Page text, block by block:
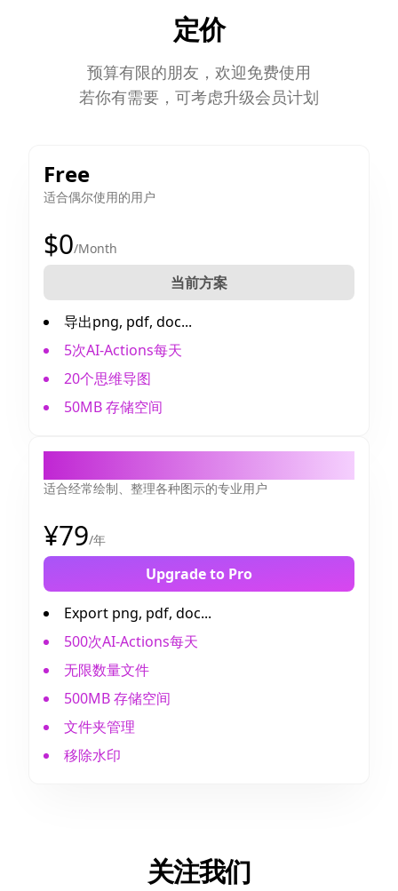
定价
预算有限的朋友，欢迎免费使用
若你有需要，可考虑升级会员计划
Free
适合偶尔使用的用户
$0/Month
当前方案
导出png, pdf, doc...
5次AI-Actions每天
20个思维导图
50MB 存储空间
适合经常绘制、整理各种图示的专业用户
¥79/年
Upgrade to Pro
Export png, pdf, doc...
500次AI-Actions每天
无限数量文件
500MB 存储空间
文件夹管理
移除水印
关注我们